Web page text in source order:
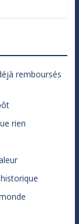
remboursés
rien